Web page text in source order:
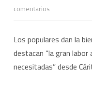
comentarios
en
España:
Los populares dan la
destacan “la gran
necesitadas” desde